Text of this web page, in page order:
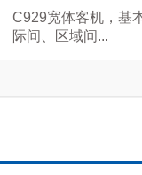
C929宽体客机，基
际间、区域间...